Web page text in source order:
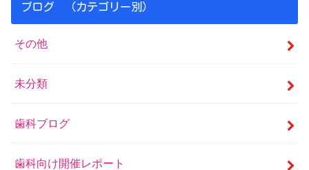
ブログ （カテゴリー別）
その他
未分類
歯科ブログ
歯科向け開催レポート